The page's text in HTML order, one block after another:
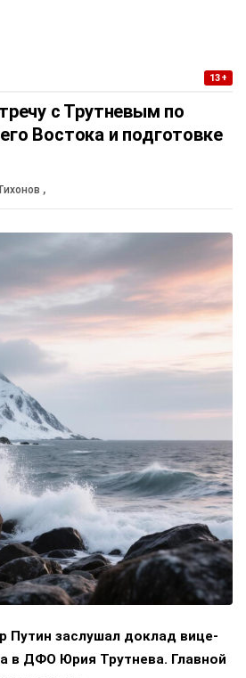
13+
с Трутневым по
Востока и подготовке
,
Путин заслушал доклад вице-
в ДФО Юрия Трутнева. Главной